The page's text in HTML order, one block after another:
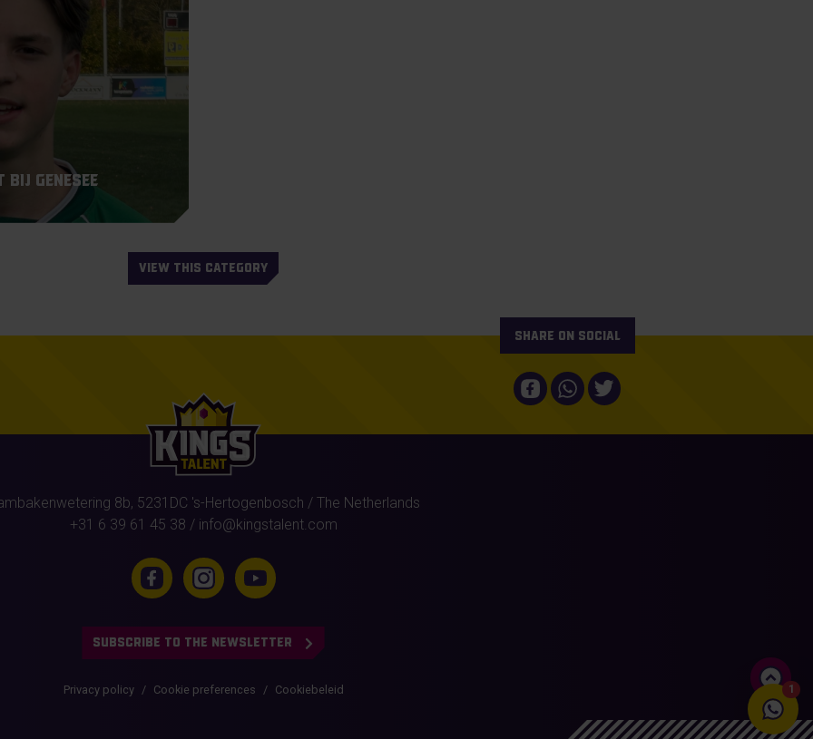
Genesee
VIEW THIS CATEGORY
Share on social
8b, 5231DC 's-Hertogenbosch / The Netherlands
+31 6 39 61 45 38 / info@kingstalent.com
SUBSCRIBE TO THE NEWSLETTER
Privacy policy Cookie preferences Cookiebeleid 1